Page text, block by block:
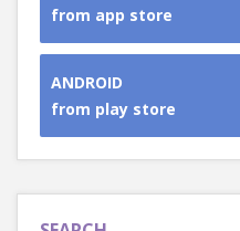
from app store
ANDROID
from play store